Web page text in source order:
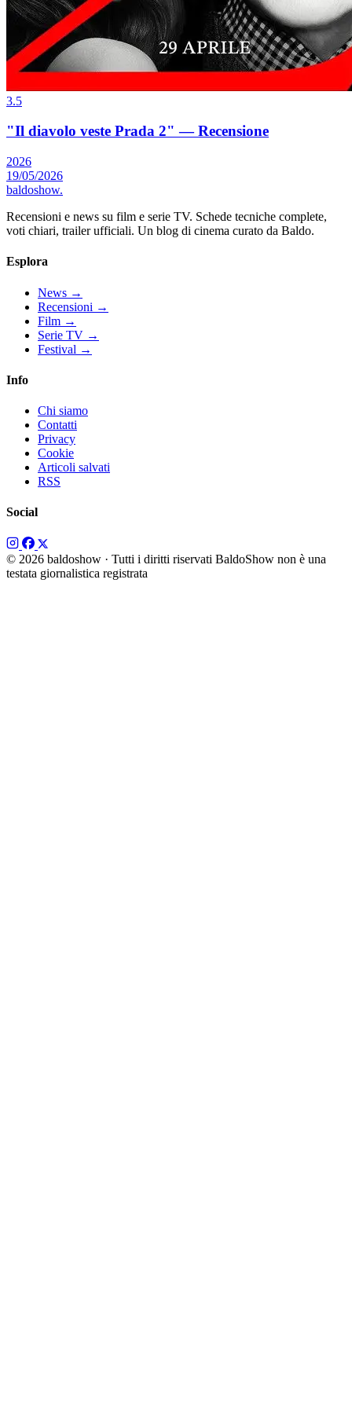
3.5
"Il diavolo veste Prada 2" — Recensione
2026
19/05/2026
baldoshow.
Recensioni e news su film e serie TV. Schede tecniche complete,
voti chiari, trailer ufficiali. Un blog di cinema curato da Baldo.
Esplora
News →
Recensioni →
Film →
Serie TV →
Festival →
Info
Chi siamo
Contatti
Privacy
Cookie
Articoli salvati
RSS
Social
© 2026 baldoshow · Tutti i diritti riservati BaldoShow non è una
testata giornalistica registrata